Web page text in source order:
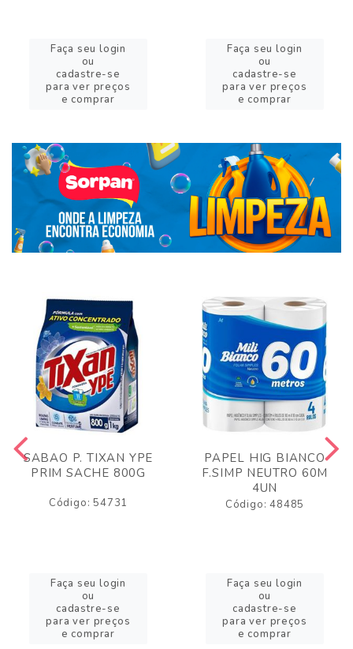
Faça seu login
ou
cadastre-se
para ver preços
e comprar
Faça seu login
ou
cadastre-se
para ver preços
e comprar
SABAO P. TIXAN YPE
PRIM SACHE 800G
Código: 54731
Faça seu login
ou
cadastre-se
para ver preços
e comprar
PAPEL HIG BIANCO
F.SIMP NEUTRO 60M
4UN
Código: 48485
Faça seu login
ou
cadastre-se
para ver preços
e comprar